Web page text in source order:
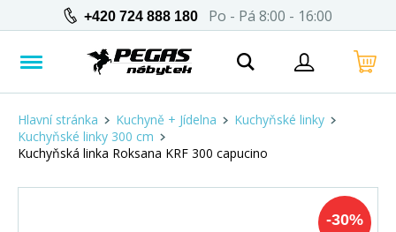
+420 724 888 180 Po - Pá 8:00 - 16:00
Hlavní stránka Kuchyně + Jídelna
Kuchyňské linky
Kuchyňské linky 300 cm
Kuchyňská linka Roksana KRF 300 capucino
-30%